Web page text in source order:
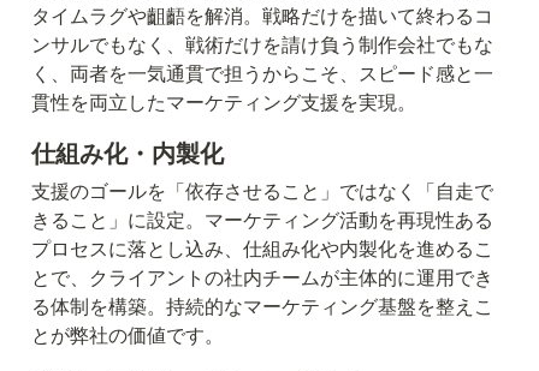
タイムラグや齟齬を解消。戦略だけを描いて終わるコ
ンサルでもなく、戦術だけを請け負う制作会社でもな
く、両者を一気通貫で担うからこそ、スピード感と一
貫性を両立したマーケティング支援を実現。
仕組み化・内製化
支援のゴールを「依存させること」ではなく「自走で
きること」に設定。マーケティング活動を再現性ある
プロセスに落とし込み、仕組み化や内製化を進めるこ
とで、クライアントの社内チームが主体的に運用でき
る体制を構築。持続的なマーケティング基盤を整えこ
とが弊社の価値です。